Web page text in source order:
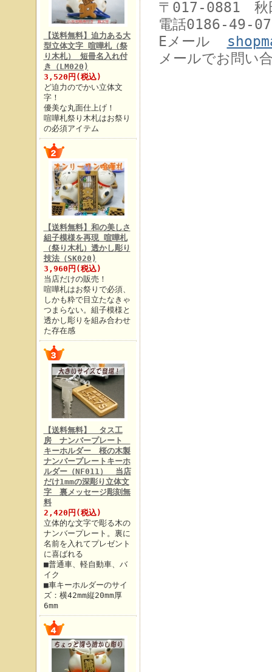
【送料無料】迫力ある大
型立体文字 喧嘩札（祭
り木札） 短冊名入れ付
き（LM020)
3,520円(税込)
ど迫力のでかい立体文
字！
優美な丸面仕上げ！
喧嘩札祭り木札はお祭り
の必須アイテム
【送料無料】和の美しさ
組子模様を再現 喧嘩札
（祭り木札）透かし彫り
技法（SK020)
3,960円(税込)
当店だけの販売！
喧嘩札はお祭りで必須、
しかも粋で目立たなきゃ
つまらない。組子模様と
透かし彫りを組み合わせ
た存在感
【送料無料】 タス工
房 ナンバープレート
キーホルダー 桜の木製
ナンバープレートキーホ
ルダー（NF011） 当店
だけ1mmの深彫り立体文
字 裏メッセージ彫刻無
料
2,420円(税込)
立体的な文字で彫る木の
ナンバープレート。裏に
名前を入れてプレゼント
に喜ばれる
■普通車、軽自動車、バ
イク
■車キーホルダーのサイ
ズ：横42mm縦20mm厚
6mm
〒017-0881 秋
電話0186-49-
Eメール
メールでお問い